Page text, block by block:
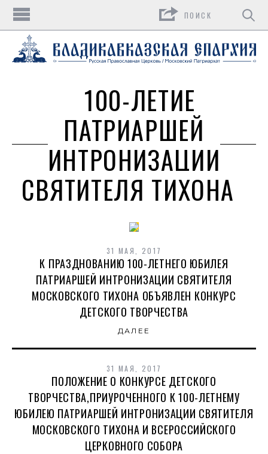
100-ЛЕТИЕ
ПАТРИАРШЕЙ
ИНТРОНИЗАЦИИ
СВЯТИТЕЛЯ ТИХОНА
31 МАЯ, 2017
К ПРАЗДНОВАНИЮ 100-ЛЕТНЕГО ЮБИЛЕЯ
ПАТРИАРШЕЙ ИНТРОНИЗАЦИИ СВЯТИТЕЛЯ
МОСКОВСКОГО ТИХОНА ОБЪЯВЛЕН КОНКУРС
ДЕТСКОГО ТВОРЧЕСТВА
ДАЛЕЕ
31 МАЯ, 2017
ПОЛОЖЕНИЕ О КОНКУРСЕ ДЕТСКОГО
ТВОРЧЕСТВА,ПРИУРОЧЕННОГО К 100-ЛЕТНЕМУ
ЮБИЛЕЮ ПАТРИАРШЕЙ ИНТРОНИЗАЦИИ СВЯТИТЕЛЯ
МОСКОВСКОГО ТИХОНА И ВСЕРОССИЙСКОГО
ЦЕРКОВНОГО СОБОРА